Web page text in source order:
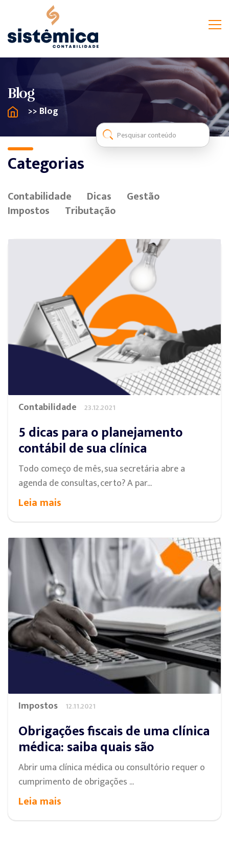
Blog
>> Blog
Categorias
Contabilidade Dicas
Gestão
Impostos
Tributação
Contabilidade 23.12.2021
5 dicas para o planejamento
contábil de sua clínica
Todo começo de mês, sua secretária abre a
agenda de consultas, certo? A par...
Leia mais
Impostos 12.11.2021
Obrigações fiscais de uma clínica
médica: saiba quais são
Abrir uma clínica médica ou consultório requer o
cumprimento de obrigações ...
Leia mais